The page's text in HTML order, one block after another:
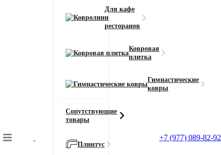
Для кафе
и
ресторанов
Ковровая
плитка
Гимнастические
ковры
Сопутствующие
товары
Плинтус
+7 (977) 089-82-92